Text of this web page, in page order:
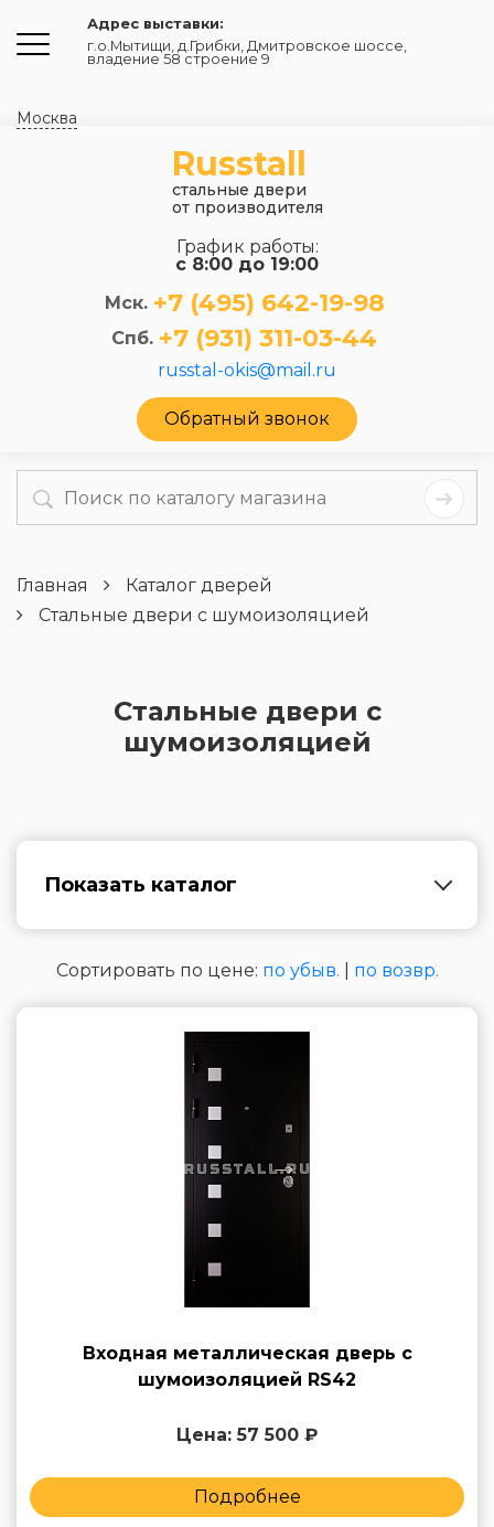
Адрес выставки:
г.о.Мытищи, д.Грибки, Дмитровское шоссе,
владение 58 строение 9
Москва
Russtall
стальные двери
от производителя
График работы:
с 8:00 до 19:00
Мск. +7 (495) 642-19-98
Спб. +7 (931) 311-03-44
russtal-okis@mail.ru
Обратный звонок
Главная
Каталог дверей
Стальные двери с шумоизоляцией
Стальные двери с
шумоизоляцией
Показать каталог
Сортировать по цене: по убыв. по возвр.
Входная металлическая дверь с
шумоизоляцией RS42
Цена: 57 500 ₽
Подробнее